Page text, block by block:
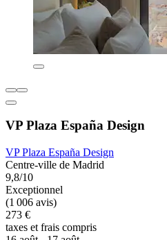
VP Plaza España Design
VP Plaza España Design
Centre-ville de Madrid
9,8/10
Exceptionnel
(1 006 avis)
273 €
taxes et frais compris